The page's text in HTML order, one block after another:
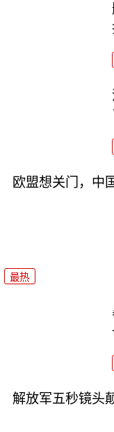
欧盟想关门，中
最热
解放军五秒镜头